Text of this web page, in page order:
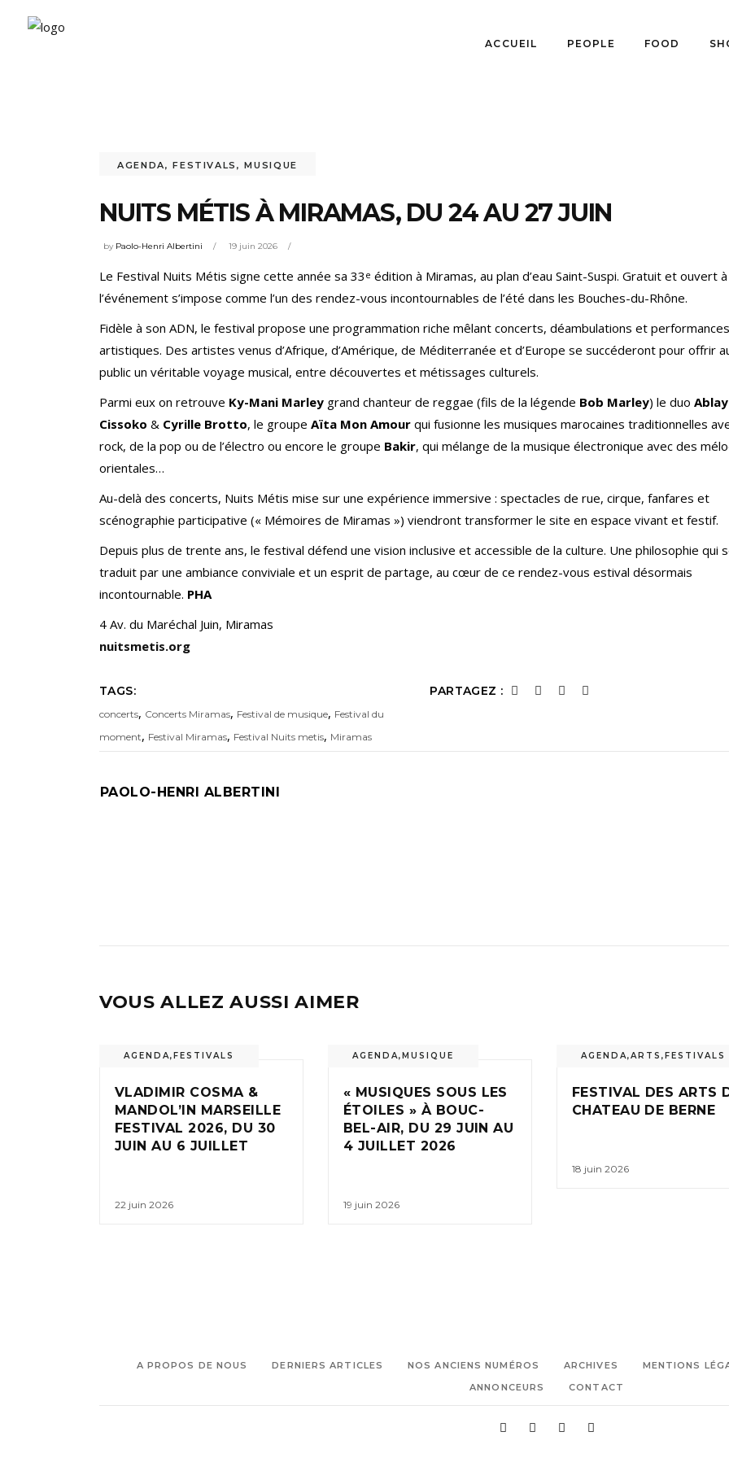
ACCUEIL PEOPLE FOOD
AGENDA,FESTIVALS,MUSIQUE
NUITS MÉTIS À MIRAMAS, DU 24 AU 27 JUIN
by Paolo-Henri Albertini 19 juin 2026
Le Festival Nuits Métis signe cette année sa 33 e édition à Miramas, au plan d’eau Saint-Suspi. Gratuit et ouvert
l’événement s’impose comme l’un des rendez-vous incontournables de l’été dans les Bouches-du-Rhône.
Fidèle à son ADN, le festival propose une programmation riche mêlant concerts, déambulations et performances
artistiques. Des artistes venus d’Afrique, d’Amérique, de Méditerranée et d’Europe se succéderont pour offrir
public un véritable voyage musical, entre découvertes et métissages culturels.
Parmi eux on retrouve Ky-Mani Marley grand chanteur de reggae (fils de la légende Bob Marley) le duo
Cissoko & Cyrille Brotto, le groupe Aïta Mon Amour qui fusionne les musiques marocaines traditionnelles
rock, de la pop ou de l’électro ou encore le groupe Bakir, qui mélange de la musique électronique avec des
orientales…
Au-delà des concerts, Nuits Métis mise sur une expérience immersive : spectacles de rue, cirque, fanfares et
scénographie participative (« Mémoires de Miramas ») viendront transformer le site en espace vivant et festif.
Depuis plus de trente ans, le festival défend une vision inclusive et accessible de la culture. Une philosophie qui
traduit par une ambiance conviviale et un esprit de partage, au cœur de ce rendez-vous estival désormais
incontournable. PHA
4 Av. du Maréchal Juin, Miramas
nuitsmetis.org
TAGS:
concerts, Concerts Miramas, Festival de musique, Festival du
moment, Festival Miramas, Festival Nuits metis, Miramas
PARTAGEZ :
PAOLO-HENRI ALBERTINI
VOUS ALLEZ AUSSI AIMER
AGENDA, FESTIVALS
VLADIMIR COSMA &
MANDOL’IN MARSEILLE
FESTIVAL 2026, DU 30
JUIN AU 6 JUILLET
22 juin 2026
AGENDA, MUSIQUE
« MUSIQUES SOUS LES
ÉTOILES » À BOUC-
BEL-AIR, DU 29 JUIN AU
4 JUILLET 2026
19 juin 2026
AGENDA,ARTS , FESTIVALS
FESTIVAL DES ARTS
CHATEAU DE BERNE
18 juin 2026
A PROPOS DE NOUS DERNIERS ARTICLES NOS ANCIENS NUMÉROS ARCHIVES
MENTIONS
ANNONCEURS
CONTACT